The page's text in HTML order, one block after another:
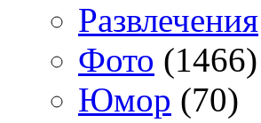
Развлечения
Фото (1466)
Юмор (70)